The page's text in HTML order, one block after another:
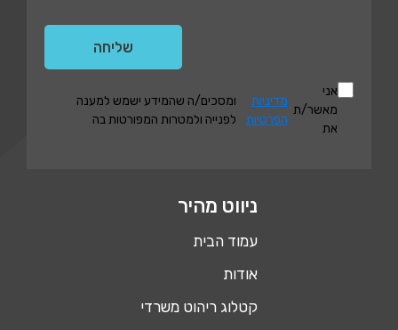
אני
מאשר/ת
את
מדיניות
הפרטיות
ומסכים/ה שהמידע ישמש למענה
לפנייה ולמטרות המפורטות בה
ניווט מהיר
עמוד הבית
אודות
קטלוג ריהוט משרדי